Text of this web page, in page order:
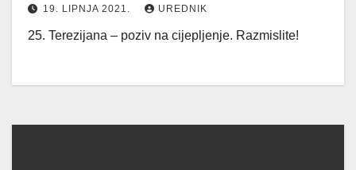
19. LIPNJA 2021. UREDNIK
25. Terezijana – poziv na cijepljenje. Razmislite!